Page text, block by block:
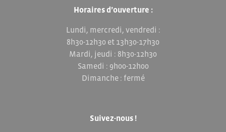
Horaires d’ouverture :
Lundi, mercredi, vendredi :
8h30-12h30 et 13h30-17h30
Mardi, jeudi : 8h30-12h30
Samedi : 9h00-12h00
Dimanche : fermé
Suivez-nous !